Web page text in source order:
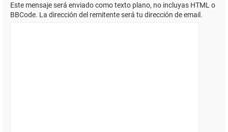
Este mensaje será enviado como texto plano, no incluyas HTML o
BBCode. La dirección del remitente será tu dirección de email.